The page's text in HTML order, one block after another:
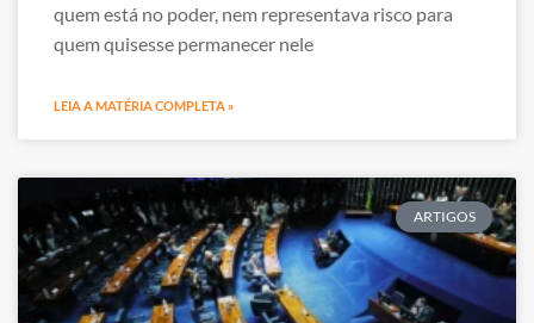
quem está no poder, nem representava risco para
quem quisesse permanecer nele
LEIA A MATÉRIA COMPLETA »
ARTIGOS